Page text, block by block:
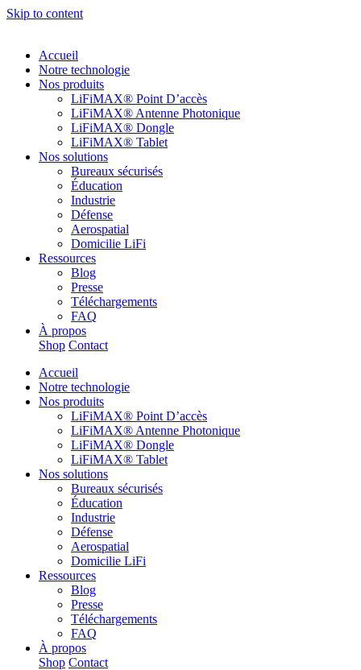
Skip to content
Accueil
Notre technologie
Nos produits
LiFiMAX® Point D’accès
LiFiMAX® Antenne Photonique
LiFiMAX® Dongle
LiFiMAX® Tablet
Nos solutions
Bureaux sécurisés
Éducation
Industrie
Défense
Aerospatial
Domicilie LiFi
Ressources
Blog
Presse
Téléchargements
FAQ
À propos
Shop Contact
Accueil
Notre technologie
Nos produits
LiFiMAX® Point D’accès
LiFiMAX® Antenne Photonique
LiFiMAX® Dongle
LiFiMAX® Tablet
Nos solutions
Bureaux sécurisés
Éducation
Industrie
Défense
Aerospatial
Domicilie LiFi
Ressources
Blog
Presse
Téléchargements
FAQ
À propos
Shop Contact